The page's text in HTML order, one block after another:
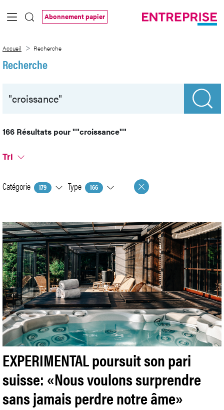
Saut au contenu principal
Abonnement papier
Accueil Recherche
Recherche
166 Résultats pour""croissance""
Tri
Catégorie 179 Type 166
EXPERIMENTAL poursuit son pari
suisse: «Nous voulons surprendre
sans jamais perdre notre âme»